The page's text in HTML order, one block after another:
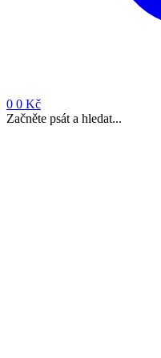
0 0 Kč
Začněte psát a hledat...